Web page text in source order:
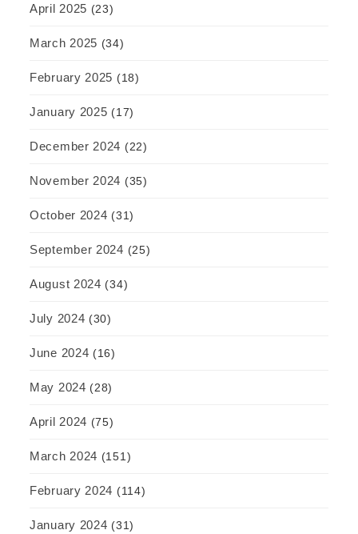
April 2025 (23)
March 2025 (34)
February 2025 (18)
January 2025 (17)
December 2024 (22)
November 2024 (35)
October 2024 (31)
September 2024 (25)
August 2024 (34)
July 2024 (30)
June 2024 (16)
May 2024 (28)
April 2024 (75)
March 2024 (151)
February 2024 (114)
January 2024 (31)